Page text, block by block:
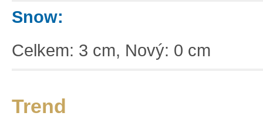
Snow:
Celkem: 3 cm, Nový: 0 cm
Trend